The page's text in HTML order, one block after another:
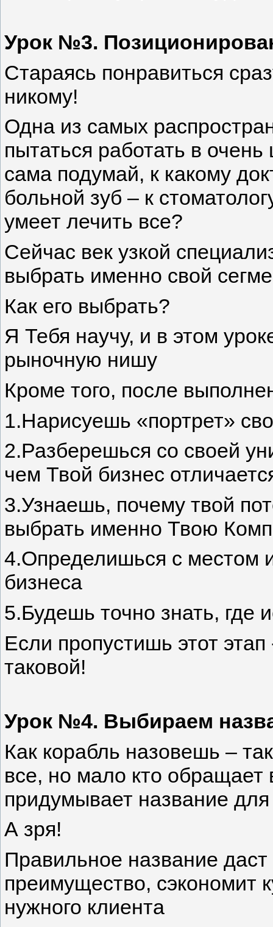
Урок №3.
Стараясь понравиться
никому!
Одна из самых
пытаться работать в
сама подумай, к какому
больной зуб – к
умеет лечить все?
Сейчас век узкой
выбрать именно свой
Как его выбрать?
Я Тебя научу, и в этом
рыночную нишу
Кроме того, после
1.Нарисуешь «портрет»
2.Разберешься со своей
чем Твой бизнес
3.Узнаешь, почему твой
выбрать именно Твою
4.Определишься с местом
бизнеса
5.Будешь точно знать, где
Если пропустишь этот
таковой!
Урок №4. Выбираем
Как корабль назовешь –
все, но мало кто обращает
придумывает название
А зря!
Правильное название
преимущество, сэкономит
нужного клиента